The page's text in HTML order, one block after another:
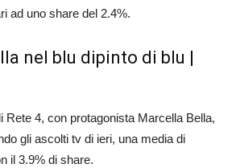
ad uno share del 2.4%.
nel blu dipinto di blu |
Rete 4, con protagonista Marcella Bella,
gli ascolti tv di ieri, una media di
il 3.9% di share.